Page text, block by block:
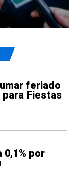
feriado
Fiestas
0,1% por